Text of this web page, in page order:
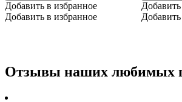
Добавить в избранное
Добавить в избранное
Отзывы наших любимых